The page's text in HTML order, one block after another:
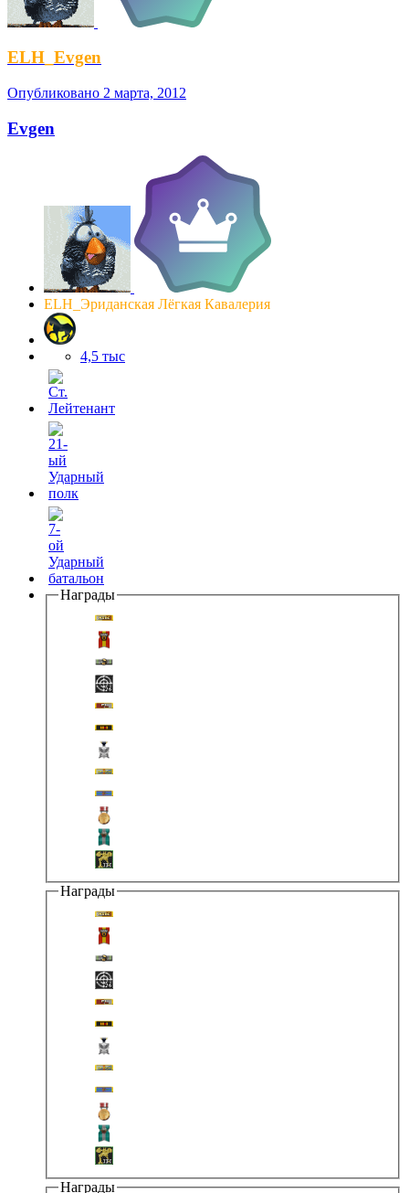
ELH_Evgen
Опубликовано 2 марта, 2012
Evgen
ELH_Эриданская Лёгкая Кавалерия
4,5 тыс
Награды
Награды
Награды